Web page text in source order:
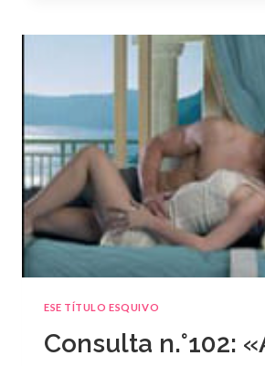
GRAN
ESCÁNDALO»
DANI
ESE TÍTULO ESQUIVO
Consulta n.°102: